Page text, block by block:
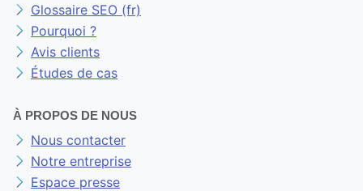
Glossaire SEO (fr)
Pourquoi ?
Avis clients
Études de cas
À PROPOS DE NOUS
Nous contacter
Notre entreprise
Espace presse